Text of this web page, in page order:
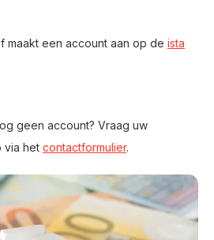
maakt een account aan op de ista
geen account? Vraag uw
via het contactformulier.